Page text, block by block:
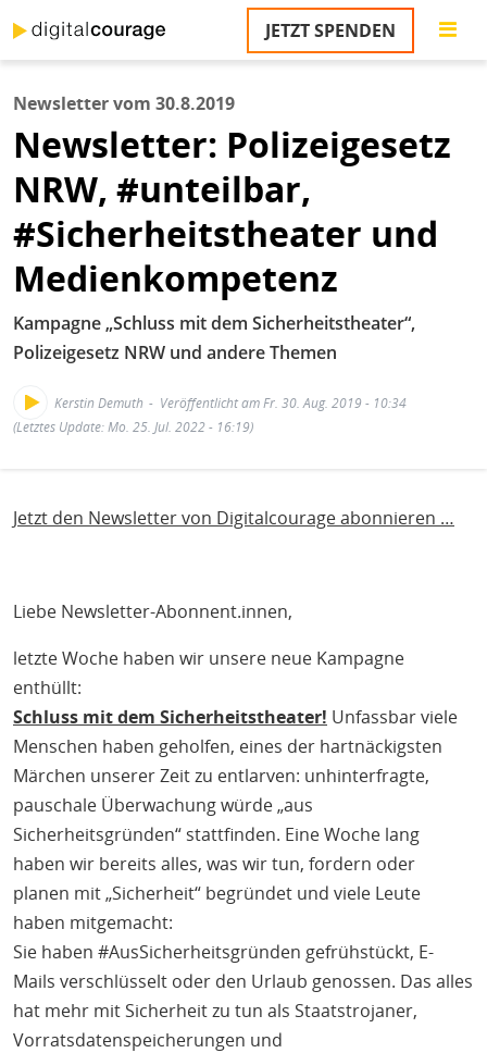
zum
Inhalt
JETZT SPENDEN
Newsletter vom 30.8.2019
Newsletter: Polizeigesetz
NRW, #unteilbar,
#Sicherheitstheater und
Medienkompetenz
Kampagne „Schluss mit dem Sicherheitstheater“,
Polizeigesetz NRW und andere Themen
Kerstin Demuth
Veröffentlicht am Fr. 30. Aug. 2019 - 10:34
(Letztes Update: Mo. 25. Jul. 2022 - 16:19)
Jetzt den Newsletter von Digitalcourage abonnieren …
Liebe Newsletter-Abonnent.innen,
letzte Woche haben wir unsere neue Kampagne
enthüllt:
Schluss mit dem Sicherheitstheater! Unfassbar viele
Menschen haben geholfen, eines der hartnäckigsten
Märchen unserer Zeit zu entlarven: unhinterfragte,
pauschale Überwachung würde „aus
Sicherheitsgründen“ stattfinden. Eine Woche lang
haben wir bereits alles, was wir tun, fordern oder
planen mit „Sicherheit“ begründet und viele Leute
haben mitgemacht:
Sie haben #AusSicherheitsgründen gefrühstückt, E-
Mails verschlüsselt oder den Urlaub genossen. Das alles
hat mehr mit Sicherheit zu tun als Staatstrojaner,
Vorratsdatenspeicherungen und